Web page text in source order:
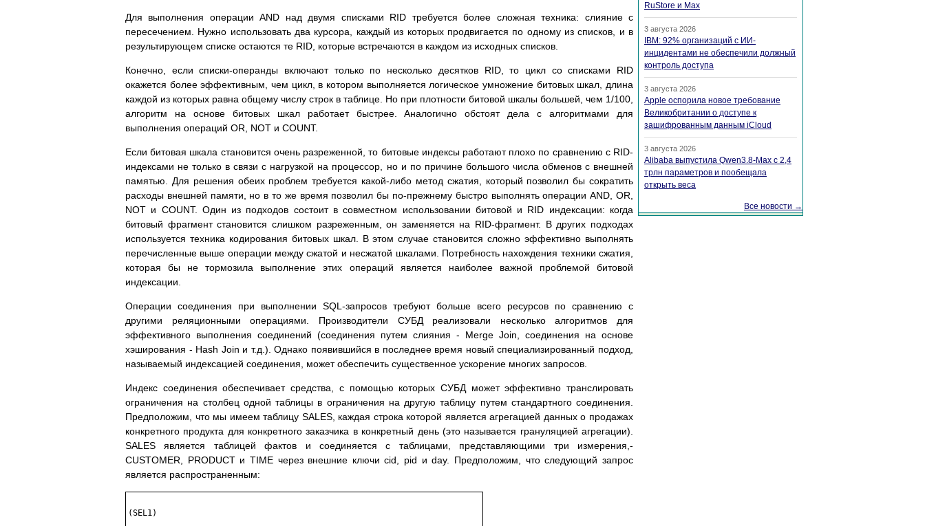
Для выполнения операции AND над двумя списками RID требуется более сложная техника: слияние с
пересечением. Нужно использовать два курсора, каждый из которых продвигается по одному из списков, и в
результирующем списке остаются те RID, которые встречаются в каждом из исходных списков.
Конечно, если списки-операнды включают только по несколько десятков RID, то цикл со списками RID
окажется более эффективным, чем цикл, в котором выполняется логическое умножение битовых шкал, длина
каждой из которых равна общему числу строк в таблице. Но при плотности битовой шкалы большей, чем 1/100,
алгоритм на основе битовых шкал работает быстрее. Аналогично обстоят дела с алгоритмами для
выполнения операций OR, NOT и COUNT.
Если битовая шкала становится очень разреженной, то битовые индексы работают плохо по сравнению с RID-
индексами не только в связи с нагрузкой на процессор, но и по причине большого числа обменов с внешней
памятью. Для решения обеих проблем требуется какой-либо метод сжатия, который позволил бы сократить
расходы внешней памяти, но в то же время позволил бы по-прежнему быстро выполнять операции AND, OR,
NOT и COUNT. Один из подходов состоит в совместном использовании битовой и RID индексации: когда
битовый фрагмент становится слишком разреженным, он заменяется на RID-фрагмент. В других подходах
используется техника кодирования битовых шкал. В этом случае становится сложно эффективно выполнять
перечисленные выше операции между сжатой и несжатой шкалами. Потребность нахождения техники сжатия,
которая бы не тормозила выполнение этих операций является наиболее важной проблемой битовой
индексации.
Операции соединения при выполнении SQL-запросов требуют больше всего ресурсов по сравнению с
другими реляционными операциями. Производители СУБД реализовали несколько алгоритмов для
эффективного выполнения соединений (соединения путем слияния - Merge Join, соединения на основе
хэширования - Hash Join и т.д.). Однако появившийся в последнее время новый специализированный подход,
называемый индексацией соединения, может обеспечить существенное ускорение многих запросов.
Индекс соединения обеспечивает средства, с помощью которых СУБД может эффективно транслировать
ограничения на столбец одной таблицы в ограничения на другую таблицу путем стандартного соединения.
Предположим, что мы имеем таблицу SALES, каждая строка которой является агрегацией данных о продажах
конкретного продукта для конкретного заказчика в конкретный день (это называется грануляцией агрегации).
SALES является таблицей фактов и соединяется с таблицами, представляющими три измерения,-
CUSTOMER, PRODUCT и TIME через внешние ключи cid, pid и day. Предположим, что следующий запрос
является распространенным:
(SEL1)
RuStore и Max
3 августа 2026
IBM: 92% организаций с ИИ-
инцидентами не обеспечили должный
контроль доступа
3 августа 2026
Apple оспорила новое требование
Великобритании о доступе к
зашифрованным данным iCloud
3 августа 2026
Alibaba выпустила Qwen3.8-Max с 2,4
трлн параметров и пообещала
открыть веса
Все новости →